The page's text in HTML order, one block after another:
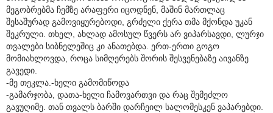
მეგობრებმა ჩემზე არაფერი იცოდნენ, მაშინ მართლაც
შესაშურად გამოვიყურებოდი, გრძელი ქერა თმა მქონდა უკან
შეკრული. თხელ, ახლად ამოსულ წვერს არ ვიპარსავდი, ლურჯი
თვალები სიბნელეშიც კი ანათებდა. ერთ-ერთი გოგო
მომიახლოვდა, როცა სიმღერებს შორის შესვენებაზე აივანზე
გავედი.
-მე თეკლა.-ხელი გამომიწოდა
-გამარჯობა, დათა-ხელი ჩამოვართვი და რაც შემეძლო
გავუღიმე. თან თვალს ბარში დარჩეილ სალომესკენ ვაპარებდი.